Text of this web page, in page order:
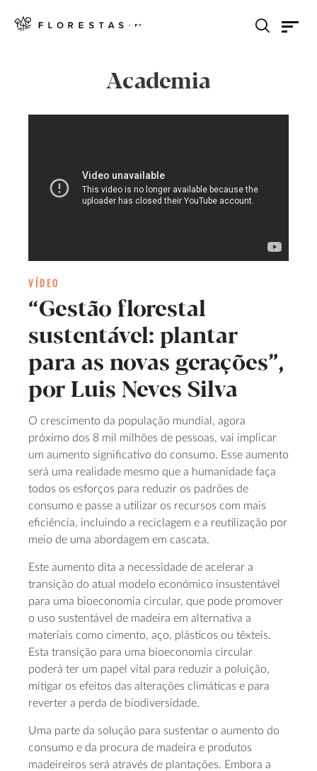
Academia
VÍDEO
“Gestão florestal
sustentável: plantar
para as novas gerações”,
por Luis Neves Silva
O crescimento da população mundial, agora
próximo dos 8 mil milhões de pessoas, vai implicar
um aumento significativo do consumo. Esse aumento
será uma realidade mesmo que a humanidade faça
todos os esforços para reduzir os padrões de
consumo e passe a utilizar os recursos com mais
eficiência, incluindo a reciclagem e a reutilização por
meio de uma abordagem em cascata.
Este aumento dita a necessidade de acelerar a
transição do atual modelo económico insustentável
para uma bioeconomia circular, que pode promover
o uso sustentável de madeira em alternativa a
materiais como cimento, aço, plásticos ou têxteis.
Esta transição para uma bioeconomia circular
poderá ter um papel vital para reduzir a poluição,
mitigar os efeitos das alterações climáticas e para
reverter a perda de biodiversidade.
Uma parte da solução para sustentar o aumento do
consumo e da procura de madeira e produtos
madeireiros será através de plantações. Embora a